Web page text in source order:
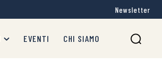
Newsletter
EVENTI CHI SIAMO